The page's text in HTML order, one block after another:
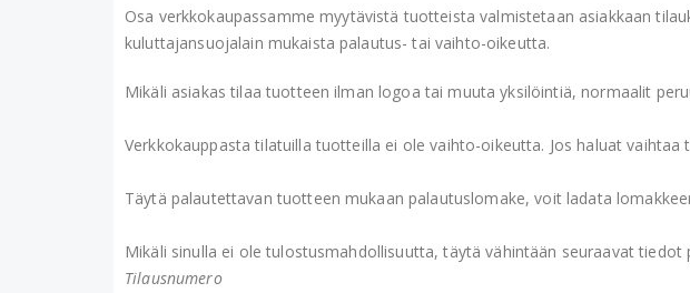
Osa verkkokaupassamme myytävistä tuotteista valmistetaan asiakkaan
kuluttajansuojalain mukaista palautus- tai vaihto-oikeutta.
Mikäli asiakas tilaa tuotteen ilman logoa tai muuta yksilöintiä, normaalit
Verkkokauppasta tilatuilla tuotteilla ei ole vaihto-oikeutta. Jos haluat
Täytä palautettavan tuotteen mukaan palautuslomake, voit ladata
Mikäli sinulla ei ole tulostusmahdollisuutta, täytä vähintään seuraavat tiedot
Tilausnumero